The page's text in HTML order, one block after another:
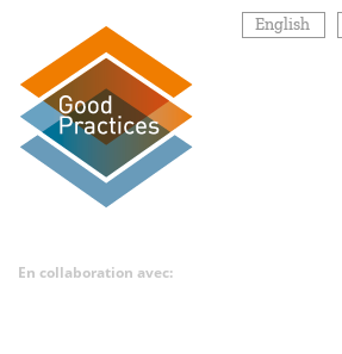
contenu
principal
English
En collaboration avec: